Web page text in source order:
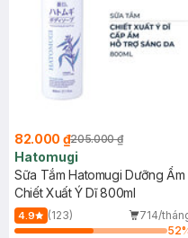
82.000 ₫205.000 ₫
Hatomugi
Sữa Tắm Hatomugi Dưỡng Ẩm
Chiết Xuất Ý Dĩ 800ml
4.9 (123)
714/
52